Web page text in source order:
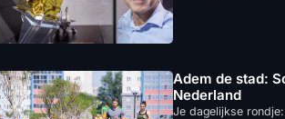
Adem de stad:
Nederland
Je dagelijkse